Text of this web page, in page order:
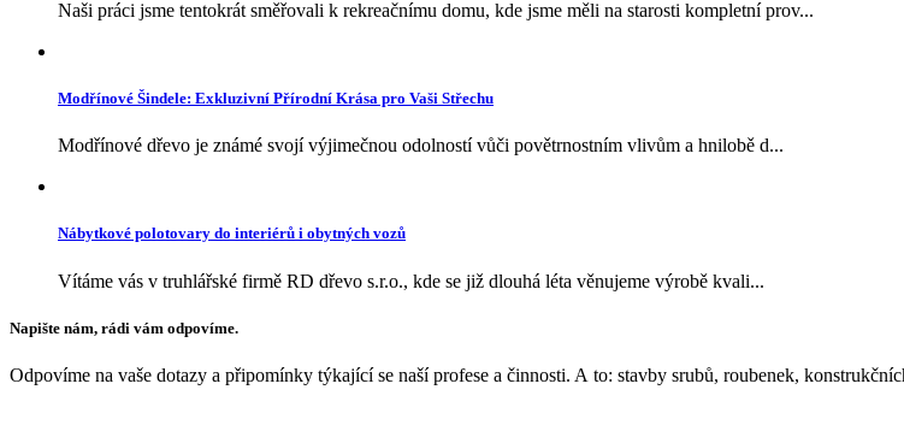
Naši práci jsme tentokrát směřovali k rekreačnímu domu, kde jsme měli na starosti kompletní prov...
Modřínové Šindele: Exkluzivní Přírodní Krása pro Vaši Střechu
Modřínové dřevo je známé svojí výjimečnou odolností vůči povětrnostním vlivům a hnilobě d...
Nábytkové polotovary do interiérů i obytných vozů
Vítáme vás v truhlářské firmě RD dřevo s.r.o., kde se již dlouhá léta věnujeme výrobě kvali...
Napište nám, rádi vám odpovíme.
Odpovíme na vaše dotazy a připomínky týkající se naší profese a činnosti. A to: stavby srubů, roubenek,